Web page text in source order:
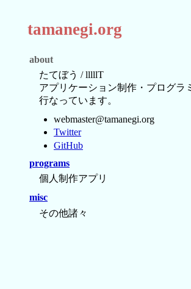
tamanegi.org
about
たてぼう / lllllT
アプリケーション制作・プログラ
行なっています。
webmaster@tamanegi.org
Twitter
GitHub
programs
個人制作アプリ
misc
その他諸々